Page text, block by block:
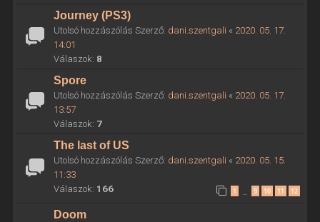
Journey (PS3)
Utolsó hozzászólás Szerző: dani.szentgali « 2020. 05. 17.
14:01
Válaszok: 8
Spore
Utolsó hozzászólás Szerző: dani.szentgali « 2020. 05. 17.
13:57
Válaszok: 7
The last of US
Utolsó hozzászólás Szerző: dani.szentgali « 2020. 05. 15.
11:33
Válaszok: 166 1 9 10 11 12
Doom